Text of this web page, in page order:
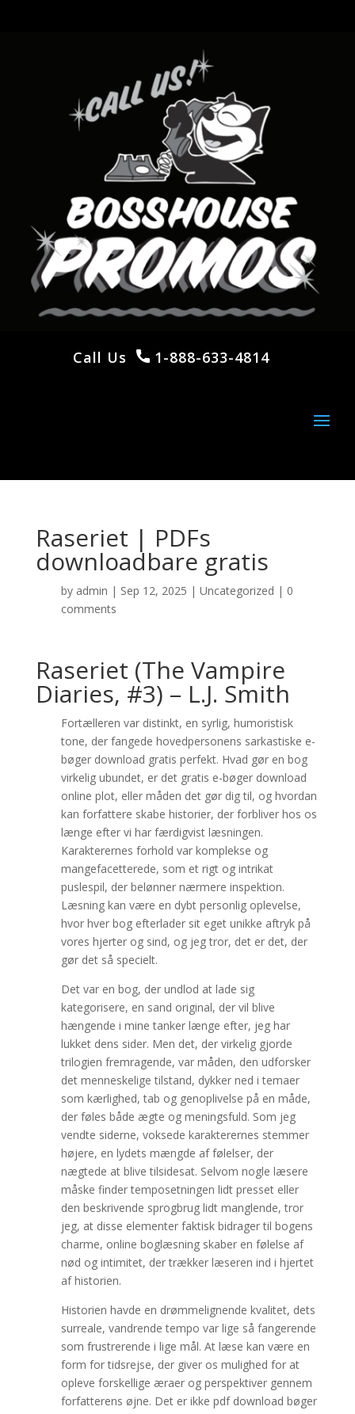
Call Us 1-888-633-4814
Raseriet | PDFs
downloadbare gratis
by admin | Sep 12, 2025 | Uncategorized | 0
comments
Raseriet (The Vampire
Diaries, #3) – L.J. Smith
Fortælleren var distinkt, en syrlig, humoristisk
tone, der fangede hovedpersonens sarkastiske e-
bøger download gratis perfekt. Hvad gør en bog
virkelig ubundet, er det gratis e-bøger download
online plot, eller måden det gør dig til, og hvordan
kan forfattere skabe historier, der forbliver hos os
længe efter vi har færdigvist læsningen.
Karakterernes forhold var komplekse og
mangefacetterede, som et rigt og intrikat
puslespil, der belønner nærmere inspektion.
Læsning kan være en dybt personlig oplevelse,
hvor hver bog efterlader sit eget unikke aftryk på
vores hjerter og sind, og jeg tror, det er det, der
gør det så specielt.
Det var en bog, der undlod at lade sig
kategorisere, en sand original, der vil blive
hængende i mine tanker længe efter, jeg har
lukket dens sider. Men det, der virkelig gjorde
trilogien fremragende, var måden, den udforsker
det menneskelige tilstand, dykker ned i temaer
som kærlighed, tab og genoplivelse på en måde,
der føles både ægte og meningsfuld. Som jeg
vendte siderne, voksede karakterernes stemmer
højere, en lydets mængde af følelser, der
nægtede at blive tilsidesat. Selvom nogle læsere
måske finder temposetningen lidt presset eller
den beskrivende sprogbrug lidt manglende, tror
jeg, at disse elementer faktisk bidrager til bogens
charme, online boglæsning skaber en følelse af
nød og intimitet, der trækker læseren ind i hjertet
af historien.
Historien havde en drømmelignende kvalitet, dets
surreale, vandrende tempo var lige så fangerende
som frustrerende i lige mål. At læse kan være en
form for tidsrejse, der giver os mulighed for at
opleve forskellige æraer og perspektiver gennem
forfatterens øjne. Det er ikke pdf download bøger